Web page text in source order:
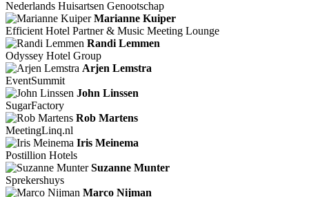
Nederlands Huisartsen Genootschap
Marianne Kuiper
Efficient Hotel Partner & Music Meeting Lounge
Randi Lemmen
Odyssey Hotel Group
Arjen Lemstra
EventSummit
John Linssen
SugarFactory
Rob Martens
MeetingLinq.nl
Iris Meinema
Postillion Hotels
Suzanne Munter
Sprekershuys
Marco Nijman